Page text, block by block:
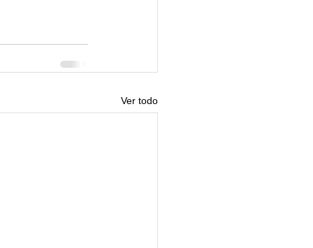
Ver todo